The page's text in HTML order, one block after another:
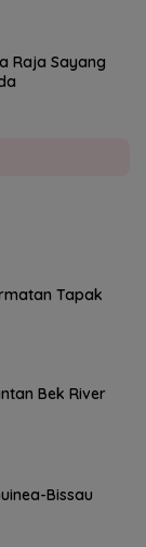
Raja Sayang
Tapak
Bek River
Bissau